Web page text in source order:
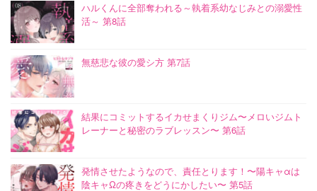
ハルくんに全部奪われる～執着系幼なじみとの溺愛性
活～ 第8話
無慈悲な彼の愛シ方 第7話
結果にコミットするイカせまくりジム〜メロいジムト
レーナーと秘密のラブレッスン〜 第6話
発情させたようなので、責任とります！〜陽キャαは
陰キャΩの疼きをどうにかしたい〜 第5話